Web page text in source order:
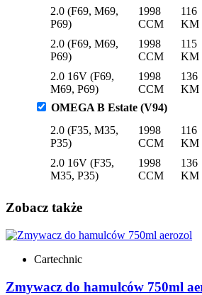
2.0 (F69, M69,
P69)
1998
CCM
116
KM
2.0 (F69, M69,
P69)
1998
CCM
115
KM
2.0 16V (F69,
M69, P69)
1998
CCM
136
KM
OMEGA B Estate (V94)
2.0 (F35, M35,
P35)
1998
CCM
116
KM
2.0 16V (F35,
M35, P35)
1998
CCM
136
KM
Zobacz także
Cartechnic
Zmywacz do hamulców 750ml